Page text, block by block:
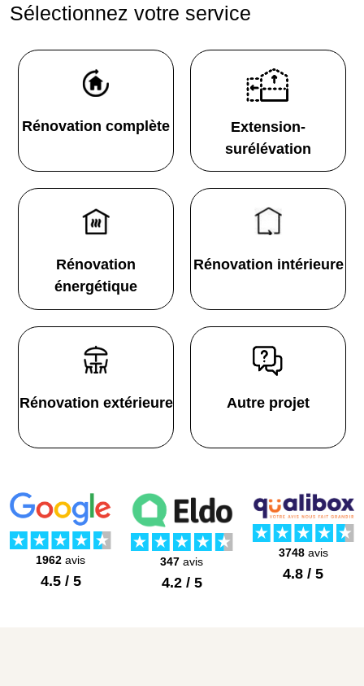
Sélectionnez votre service
Rénovation complète
Extension-
surélévation
Rénovation
énergétique
Rénovation intérieure
Rénovation extérieure Autre projet
1962 avis
4.5 / 5
347 avis
4.2 / 5
3748avis
4.8 / 5